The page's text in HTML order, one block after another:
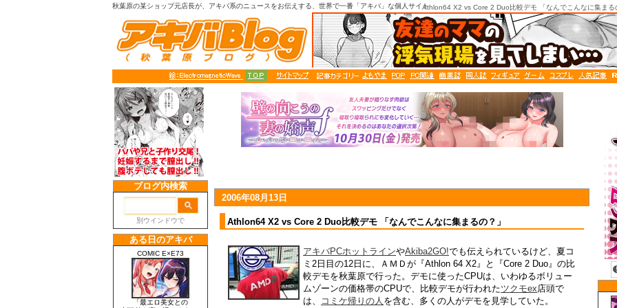
Athlon64 X2 vs Core 2 Duo比較デモ 「なんでこんなに集まる
秋葉原の某ショップ元店長が、アキバ系のニュースをお伝えする、世界で一番「アキバ」な個人サイト
2006年08月13日
Athlon64 X2 vs Core 2 Duo比較デモ 「なんでこんなに集まるの？」
アキバPCホットラインやAkiba2GO!でも伝えられているけど、夏コ
ミ2日目の12日に、ＡＭＤが『Athlon 64 X2』と『Core 2 Duo』の比
較デモを秋葉原で行った。デモに使ったCPUは、いわゆるボリュー
ムゾーンの価格帯のCPUで、比較デモが行われたツクモex店頭で
は、
コミケ帰りの人 を含む、多くの人がデモを見学していた。